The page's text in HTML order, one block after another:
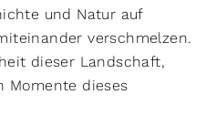
und Natur auf
verschmelzen.
dieser Landschaft,
Momente dieses